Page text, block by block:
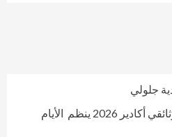
جلولي
المهرجان الدولي للشريط الوثائقي أكادير 2026 ينظم الأيام